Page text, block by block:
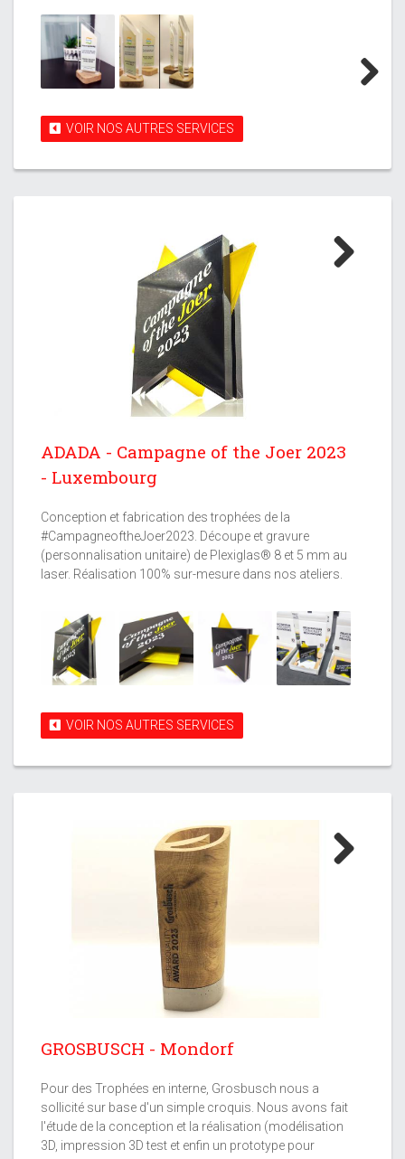
VOIR NOS AUTRES SERVICES
ADADA - Campagne of the Joer 2023
- Luxembourg
Conception et fabrication des trophées de la
#CampagneoftheJoer2023. Découpe et gravure
(personnalisation unitaire) de Plexiglas® 8 et 5 mm au
laser. Réalisation 100% sur-mesure dans nos ateliers.
VOIR NOS AUTRES SERVICES
GROSBUSCH - Mondorf
Pour des Trophées en interne, Grosbusch nous a
sollicité sur base d'un simple croquis. Nous avons fait
l'étude de la conception et la réalisation (modélisation
3D, impression 3D test et enfin un prototype pour